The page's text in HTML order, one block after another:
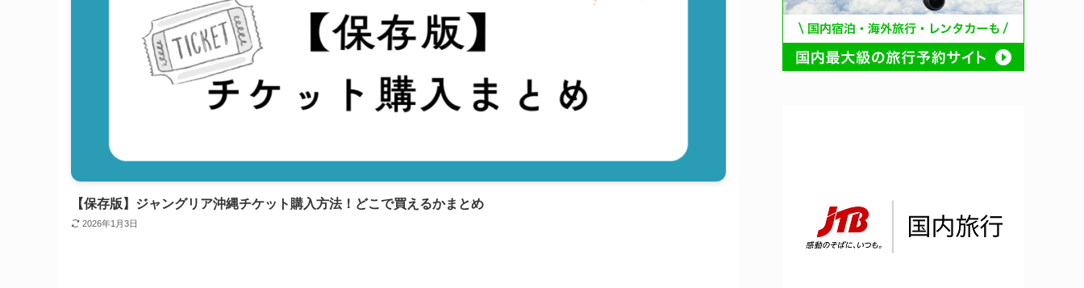
【保存版】ジャングリア沖縄チケット購入方法！どこで買えるかまとめ
2026年1月3日